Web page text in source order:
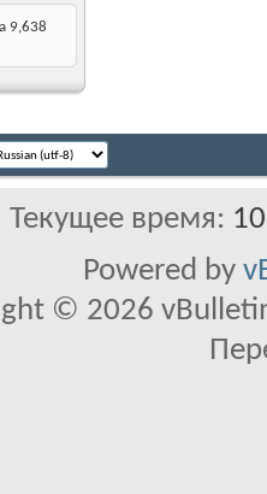
9,638
Текущее время:
Powered by
© 2026